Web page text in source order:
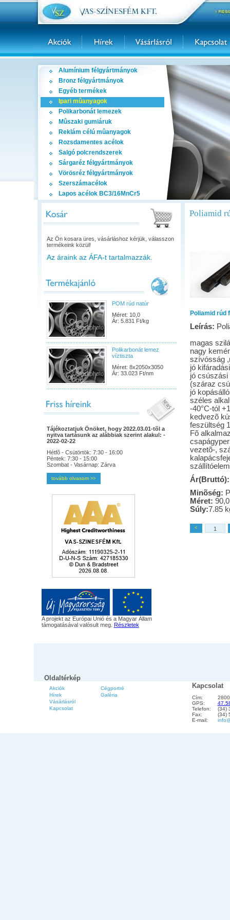
Alumínium félgyártmányok
Bronz félgyártmányok
Egyéb termékek
Ipari mûanyagok
Polikarbonát lemezek
Mûszaki gumiáruk
Reklám célú mûanyagok
Rozsdamentes acélok
Salgó polcrendszerek
Sárgaréz félgyártmányok
Vörösréz félgyártmányok
Szerszámacélok
Lapos acélok BC3/16MnCr5
Az Ön kosara üres, vásárláshoz kérjük, válasszon
termékeink közül!
Az áraink az ÁFA-t tartalmazzák.
POM rúd natúr
Méret: 10,0
Ár: 5.831 Ft/kg
Polikarbonát lemez
víztiszta
Méret: 8x2050x3050
Ár: 33.023 Ft/nm
Tájékoztatjuk Önöket, hogy 2022.03.01-tõl a
nyitva tartásunk az alábbiak szerint alakul: -
2022-02-22
Hétfõ - Csütörtök: 7:30 - 16:00
Péntek: 7:30 - 15:00
Szombat - Vasárnap: Zárva
tovább olvasom >>
A projekt az Európai Unió és a Magyar Állam
támogatásával valósult meg. Részletek
Poliamid
Poliamid rúd
Leírás:
magas
nagy
szívósság
jó
jó csúszási
(száraz
jó
széles
-40°C-tól
kedvezõ
feszültség
Fõ
vezetõ-,
Ár(Bruttó):
Minõség:
Méret: 90,0
Súly:7.85
<
Oldaltérkép
Akciók
Hírek
Vásárlásról
Kapcsolat
Cégportré
Galéria
Kapcsolat
Cím:
GPS:
Telefon:
(34)
Fax:
(34)
E-mail: